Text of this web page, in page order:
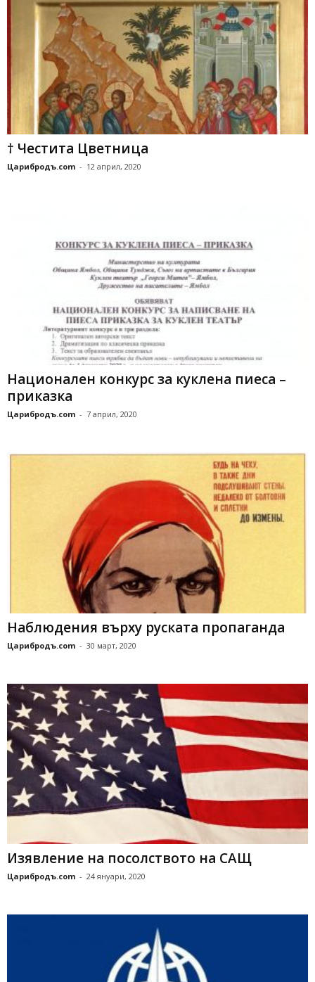
† Честита Цветница
Царибродъ.com - 12 април, 2020
Национален конкурс за куклена пиеса –
приказка
Царибродъ.com - 7 април, 2020
Наблюдения върху руската пропаганда
Царибродъ.com - 30 март, 2020
Изявление на посолството на САЩ
Царибродъ.com - 24 януари, 2020